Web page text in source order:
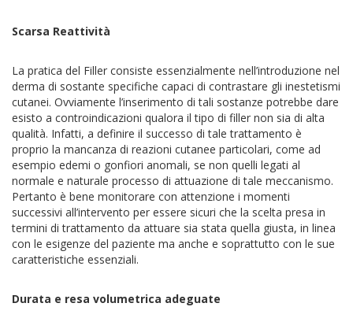
Scarsa Reattività
La pratica del Filler consiste essenzialmente nell’introduzione nel
derma di sostante specifiche capaci di contrastare gli inestetismi
cutanei. Ovviamente l’inserimento di tali sostanze potrebbe dare
esisto a controindicazioni qualora il tipo di filler non sia di alta
qualità. Infatti, a definire il successo di tale trattamento è
proprio la mancanza di reazioni cutanee particolari, come ad
esempio edemi o gonfiori anomali, se non quelli legati al
normale e naturale processo di attuazione di tale meccanismo.
Pertanto è bene monitorare con attenzione i momenti
successivi all’intervento per essere sicuri che la scelta presa in
termini di trattamento da attuare sia stata quella giusta, in linea
con le esigenze del paziente ma anche e soprattutto con le sue
caratteristiche essenziali.
Durata e resa volumetrica adeguate